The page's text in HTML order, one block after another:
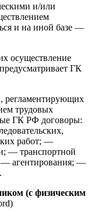
и/или
и на иной базе —
осуществление
ГК
регламентирующих
трудовых
ГК РФ договоры:
работ; —
— транспортной
агентирования; —
(с физическим